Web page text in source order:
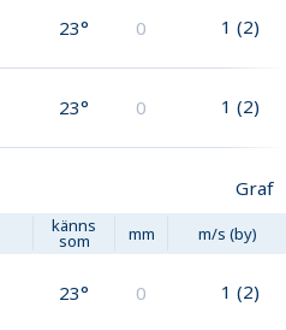
23° 0 1 (2)
23° 0 1 (2)
Graf
känns
som mm m/s (by)
23° 0 1 (2)